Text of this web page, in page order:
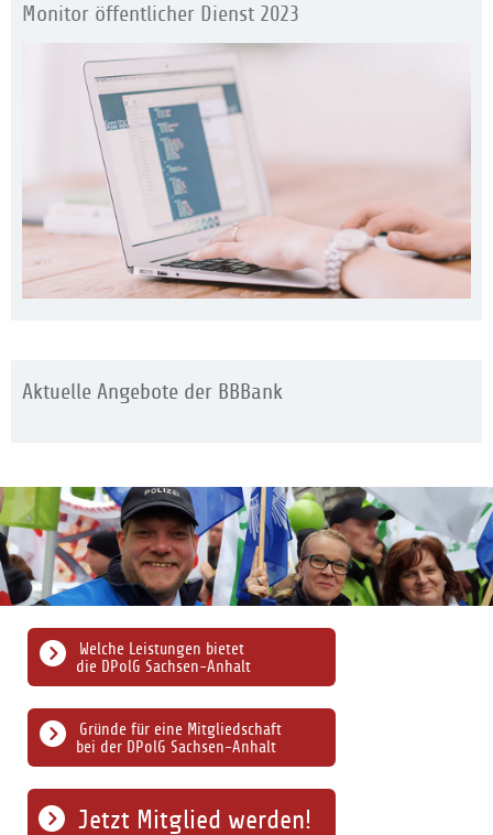
Monitor öffentlicher Dienst 2023
Aktuelle Angebote der BBBank
Gründe für eine Mitgliedschaft
bei der DPolG Sachsen-Anhalt
Welche Leistungen bietet
die DPolG Sachsen-Anhalt
Jetzt Mitglied werden!